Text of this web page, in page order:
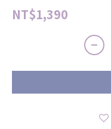
NT$1,390